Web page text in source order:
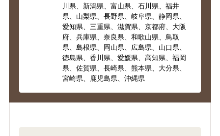
川県、新潟県、富山県、石川県、福井
県、山梨県、長野県、岐阜県、静岡県、
愛知県、三重県、滋賀県、京都府、大阪
府、兵庫県、奈良県、和歌山県、鳥取
県、島根県、岡山県、広島県、山口県、
徳島県、香川県、愛媛県、高知県、福岡
県、佐賀県、長崎県、熊本県、大分県、
宮崎県、鹿児島県、沖縄県